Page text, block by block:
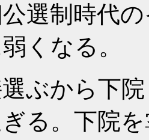
選制時代
くなる。
ぶから下
る。下院